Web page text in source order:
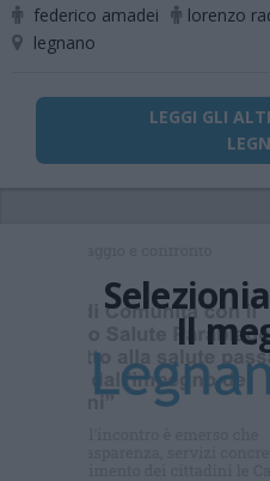
federico amadei
lorenzo
legnano
LEGGI GLI
Il